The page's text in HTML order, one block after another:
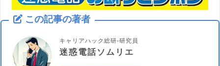
この記事の著者
キャリアハック総研-研究員
迷惑電話ソムリエ